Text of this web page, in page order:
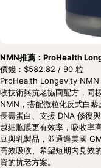
NMN推薦：ProHealth
價錢：$582.82 / 90 粒
ProHealth Longevity NMN
收技術與抗老協同配方，
NMN，搭配微粒化反式白
長壽蛋白、支援 DNA 修復
越細胞膜更有效率，吸收率
豆與乳製品，並通過美國
高效吸收、希望短期內見效
資的抗老方案。